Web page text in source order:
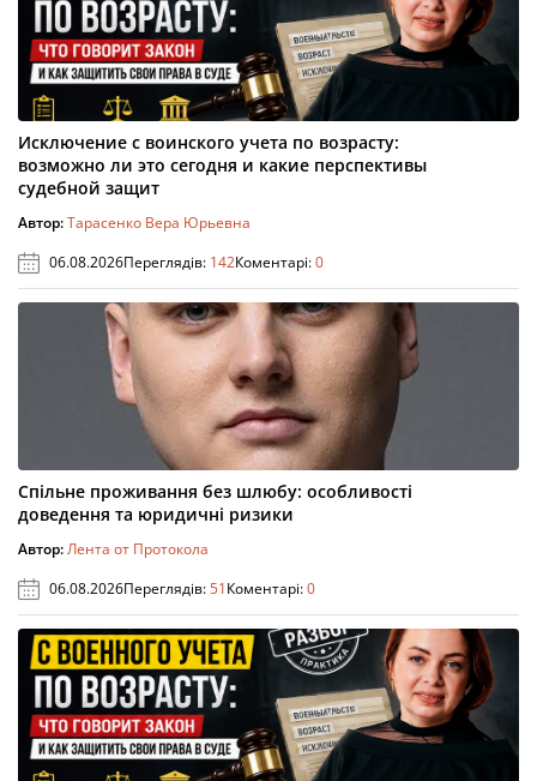
Исключение с воинского учета по возрасту:
возможно ли это сегодня и какие перспективы
судебной защит
Автор:Тарасенко Вера Юрьевна
06.08.2026Переглядів: 142Коментарі:0
Спільне проживання без шлюбу: особливості
доведення та юридичні ризики
Автор:Лента от Протокола
06.08.2026Переглядів:51Коментарі:0